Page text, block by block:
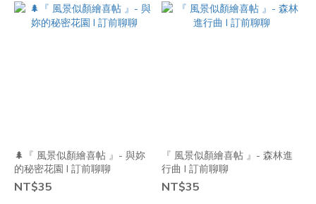
🌲『 風景似顏繪喜帖 』- 與妳
的秘密花園 I 訂前聊聊
NT$35
『 風景似顏繪喜帖 』- 森林進
行曲 I 訂前聊聊
NT$35